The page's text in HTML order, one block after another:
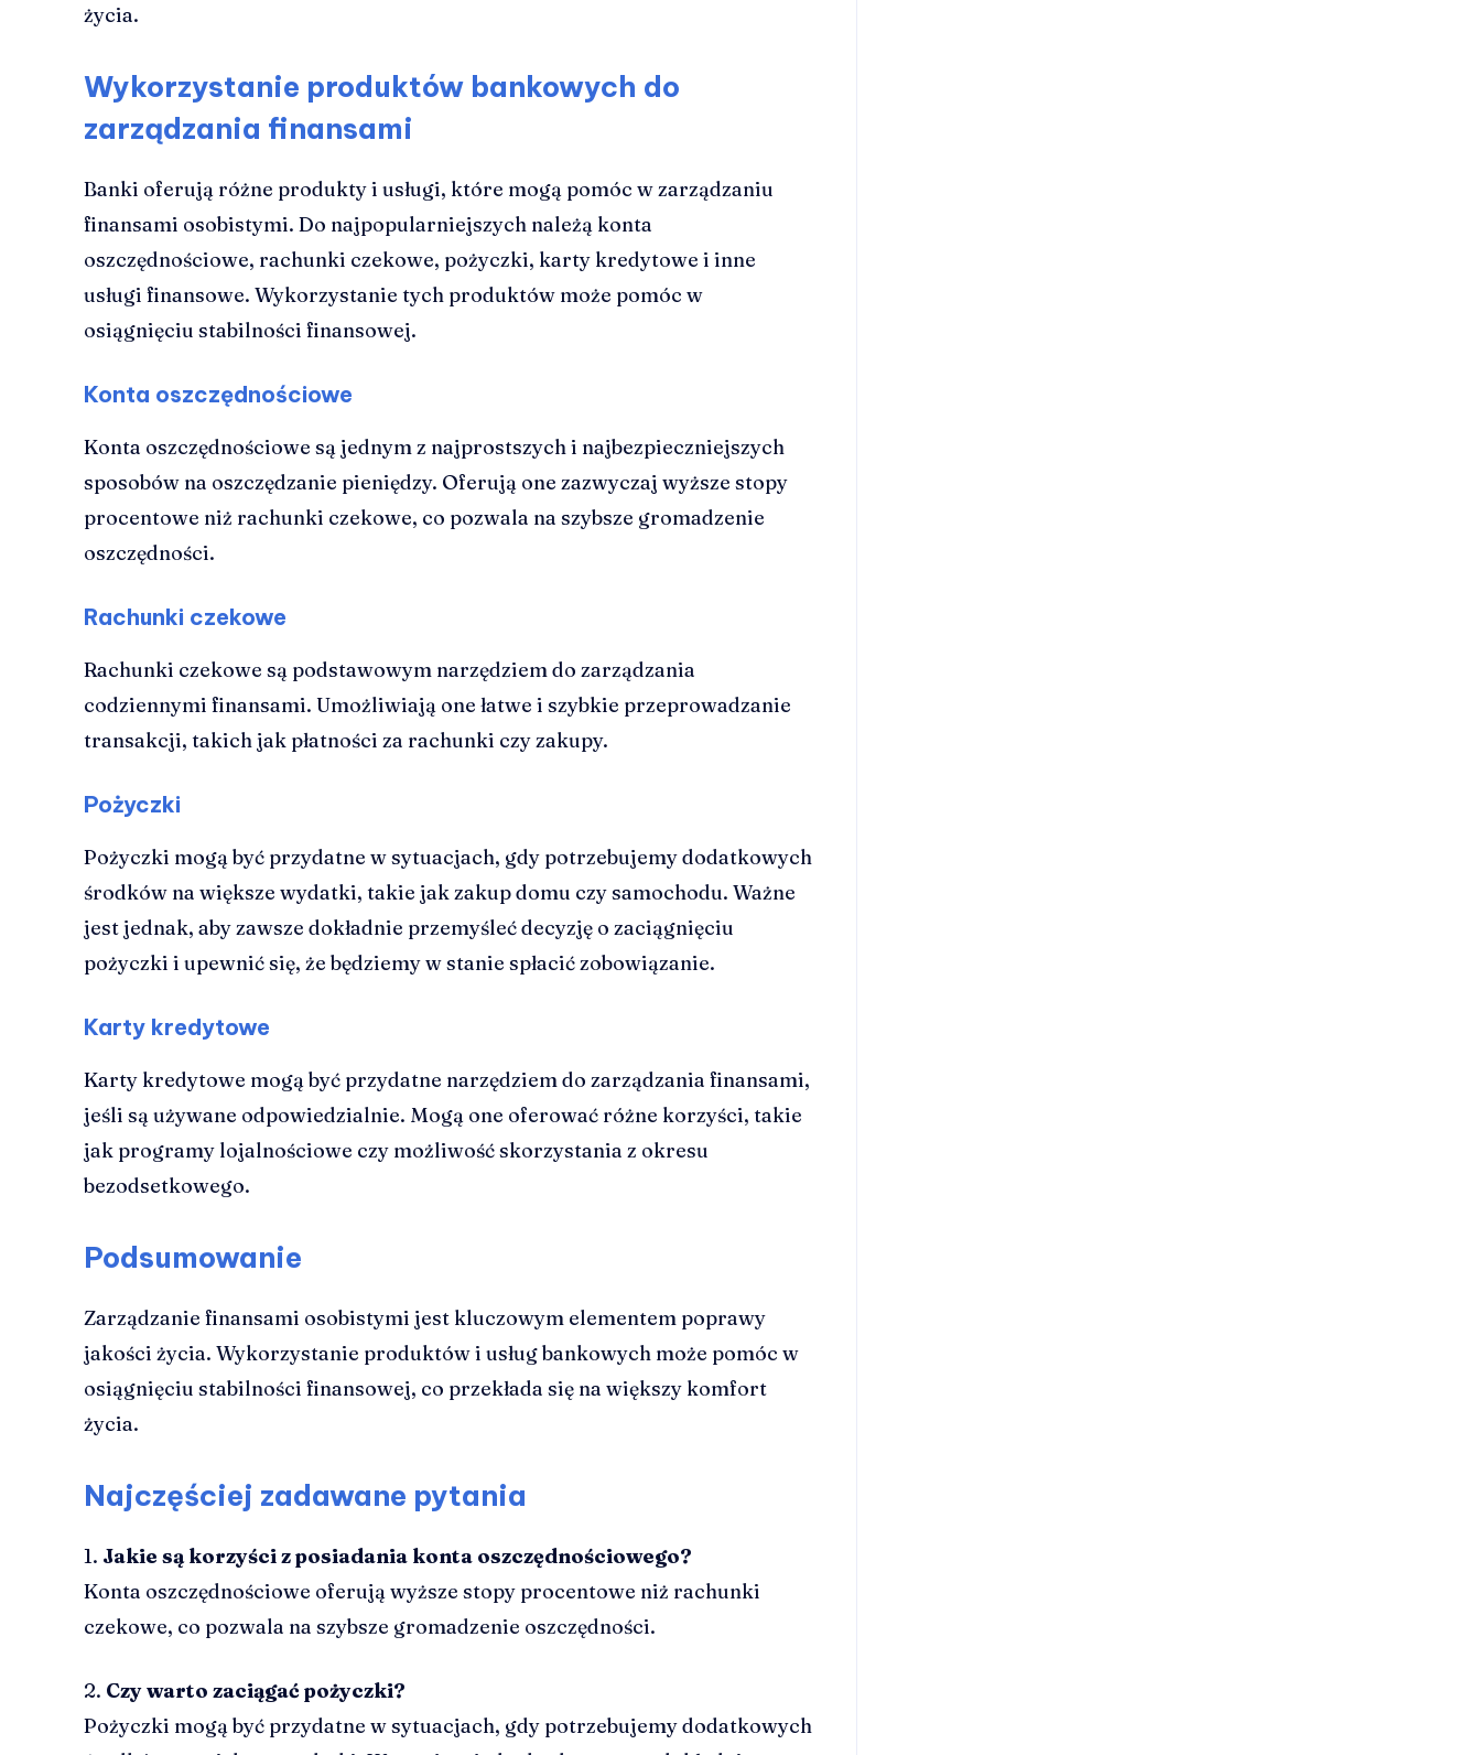
życia.
Wykorzystanie produktów bankowych do
zarządzania finansami
Banki oferują różne produkty i usługi, które mogą pomóc w zarządzaniu
finansami osobistymi. Do najpopularniejszych należą konta
oszczędnościowe, rachunki czekowe, pożyczki, karty kredytowe i inne
usługi finansowe. Wykorzystanie tych produktów może pomóc w
osiągnięciu stabilności finansowej.
Konta oszczędnościowe
Konta oszczędnościowe są jednym z najprostszych i najbezpieczniejszych
sposobów na oszczędzanie pieniędzy. Oferują one zazwyczaj wyższe stopy
procentowe niż rachunki czekowe, co pozwala na szybsze gromadzenie
oszczędności.
Rachunki czekowe
Rachunki czekowe są podstawowym narzędziem do zarządzania
codziennymi finansami. Umożliwiają one łatwe i szybkie przeprowadzanie
transakcji, takich jak płatności za rachunki czy zakupy.
Pożyczki
Pożyczki mogą być przydatne w sytuacjach, gdy potrzebujemy dodatkowych
środków na większe wydatki, takie jak zakup domu czy samochodu. Ważne
jest jednak, aby zawsze dokładnie przemyśleć decyzję o zaciągnięciu
pożyczki i upewnić się, że będziemy w stanie spłacić zobowiązanie.
Karty kredytowe
Karty kredytowe mogą być przydatne narzędziem do zarządzania finansami,
jeśli są używane odpowiedzialnie. Mogą one oferować różne korzyści, takie
jak programy lojalnościowe czy możliwość skorzystania z okresu
bezodsetkowego.
Podsumowanie
Zarządzanie finansami osobistymi jest kluczowym elementem poprawy
jakości życia. Wykorzystanie produktów i usług bankowych może pomóc w
osiągnięciu stabilności finansowej, co przekłada się na większy komfort
życia.
Najczęściej zadawane pytania
1. Jakie są korzyści z posiadania konta oszczędnościowego?
Konta oszczędnościowe oferują wyższe stopy procentowe niż rachunki
czekowe, co pozwala na szybsze gromadzenie oszczędności.
2. Czy warto zaciągać pożyczki?
Pożyczki mogą być przydatne w sytuacjach, gdy potrzebujemy dodatkowych